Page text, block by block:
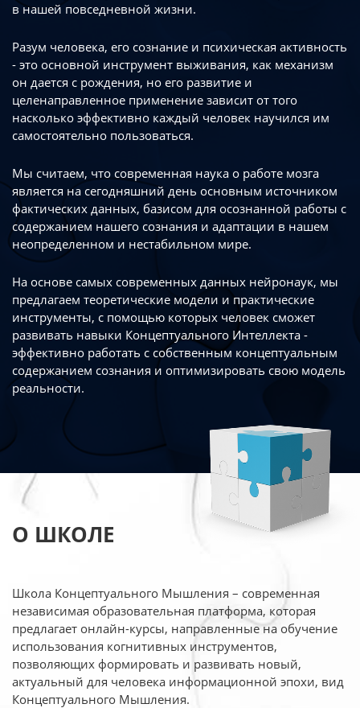
в нашей повседневной жизни.
Разум человека, его сознание и психическая активность
- это основной инструмент выживания, как механизм
он дается с рождения, но его развитие и
целенаправленное применение зависит от того
насколько эффективно каждый человек научился им
самостоятельно пользоваться.
Мы считаем, что современная наука о работе мозга
является на сегодняшний день основным источником
фактических данных, базисом для осознанной работы с
содержанием нашего сознания и адаптации в нашем
неопределенном и нестабильном мире.
На основе самых современных данных нейронаук, мы
предлагаем теоретические модели и практические
инструменты, с помощью которых человек сможет
развивать навыки Концептуального Интеллекта -
эффективно работать с собственным концептуальным
содержанием сознания и оптимизировать свою модель
реальности.
О ШКОЛЕ
Школа Концептуального Мышления – современная
независимая образовательная платформа, которая
предлагает онлайн-курсы, направленные на обучение
использования когнитивных инструментов,
позволяющих формировать и развивать новый,
актуальный для человека информационной эпохи, вид
Концептуального Мышления.